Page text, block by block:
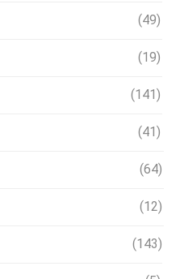
(49)
(19)
(141)
(41)
(64)
(12)
(143)